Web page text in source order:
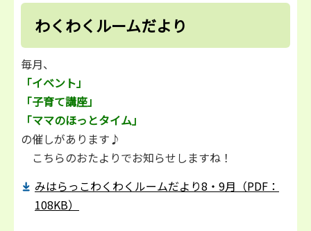
わくわくルームだより
毎月、
「イベント」
「子育て講座」
「ママのほっとタイム」
の催しがあります♪
こちらのおたよりでお知らせしますね！
みはらっこわくわくルームだより8・9月（PDF：
108KB）